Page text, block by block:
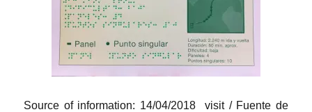
Source of information: 14/04/2018 visit / Fuente de